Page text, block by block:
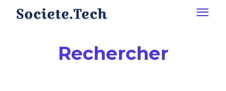
Rechercher